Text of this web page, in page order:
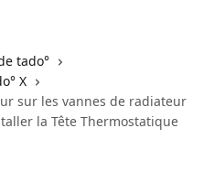
tado°
X
sur les vannes de radiateur
la Tête Thermostatique